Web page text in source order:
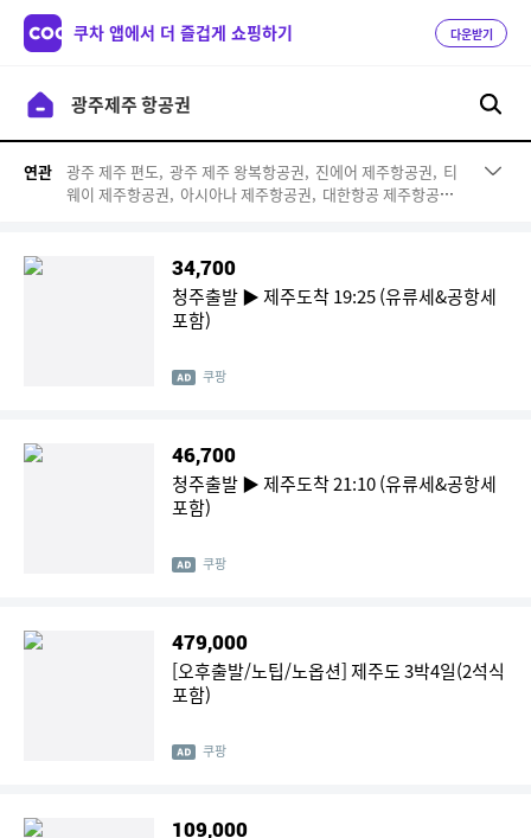
쿠차 앱에서 더 즐겁게 쇼핑하기 다운받기
연관 광주 제주 편도, 광주 제주 왕복항공권, 진에어 제주항공권, 티
웨이 제주항공권, 아시아나 제주항공권, 대한항공 제주항공권,
광주 제주 항공권 7월,
광주 김포 항공권, 무안 제주도 항공권
34,700
청주출발 ▶ 제주도착 19:25 (유류세&공항세
포함)
쿠팡
46,700
청주출발 ▶ 제주도착 21:10 (유류세&공항세
포함)
쿠팡
479,000
[오후출발/노팁/노옵션] 제주도 3박4일(2석식
포함)
쿠팡
109,000